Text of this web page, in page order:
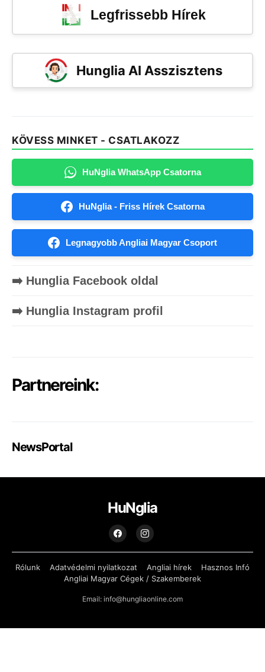
Legfrissebb Hírek
Hunglia AI Asszisztens
KÖVESS MINKET - CSATLAKOZZ
HuNglia WhatsApp Csatorna
HuNglia - Friss Hírek Csatorna
Legnagyobb Angliai Magyar Csoport
➡️ Hunglia Facebook oldal
➡️ Hunglia Instagram profil
Partnereink:
NewsPortal
HuNglia
Rólunk Adatvédelmi nyilatkozat Angliai hírek
Hasznos Infó
Angliai Magyar Cégek / Szakemberek
Email: info@hungliaonline.com